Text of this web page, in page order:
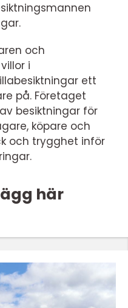
och
i
ett
på. Företaget
besiktningar för
köpare och
och trygghet inför
här